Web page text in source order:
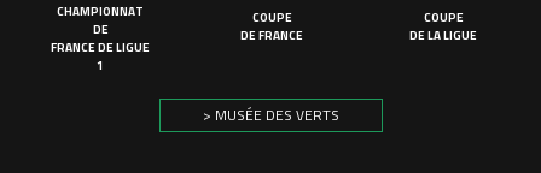
CHAMPIONNAT
DE
FRANCE DE LIGUE
1
COUPE
DE FRANCE
COUPE
DE LA LIGUE
> MUSÉE DES VERTS